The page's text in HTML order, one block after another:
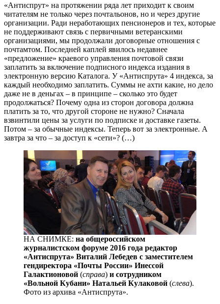
«Антиспрут» на протяжении ряда лет приходит к своим
читателям не только через почтальонов, но и через другие
организации. Ради неработающих пенсионеров и тех, которые
не поддерживают связь с первичными ветеранскими
организациями, мы продолжали договорные отношения с
почтамтом. Последней каплей явилось недавнее
«предложение» краевого управления почтовой связи
заплатить за включение подписного индекса издания в
электронную версию Каталога. У «Антиспрута» 4 индекса, за
каждый необходимо заплатить. Суммы не ахти какие, но дело
даже не в деньгах – в принципе – сколько это будет
продолжаться? Почему одна из сторон договора должна
платить за то, что другой стороне не нужно? Сначала
взвинтили цены за услуги по подписке и доставке газеты.
Потом – за обычные индексы. Теперь вот за электронные. А
завтра за что – за доступ к «сети»? (…)
НА СНИМКЕ: на общероссийском
журналистском форуме 2016 года редактор
«Антиспрута» Виталий Лебедев с заместителем
гендиректора «Почты России» Инессой
Галактионовой (справа) и сотрудником
«Вольной Кубани» Натальей Кулаковой (слева).
Фото из архива «Антиспрута».